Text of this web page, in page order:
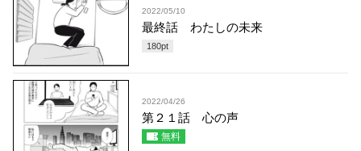
2022/05/10
最終話 わたしの未来
180pt
2022/04/26
第２１話 心の声
無料